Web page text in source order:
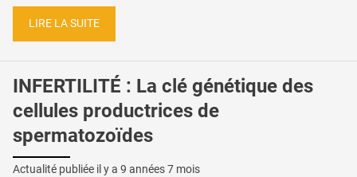
LIRE LA SUITE
INFERTILITÉ : La clé génétique des
cellules productrices de
spermatozoïdes
Actualité publiée il y a 9 années 7 mois